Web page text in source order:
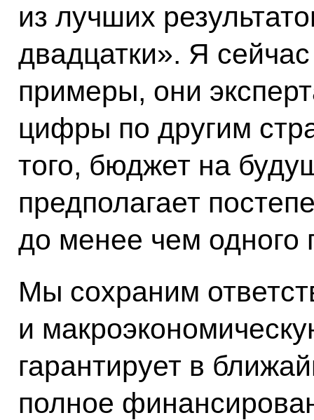
из лучших
двадцатки». Я
примеры, они
цифры по другим
того, бюджет на
предполагает
до менее чем одного
Мы сохраним
и
гарантирует в
полное